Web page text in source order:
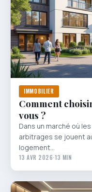
IMMOBILIER
Comment
vous ?
Dans un marché où
arbitrages se jouent
logement…
13 AVR 2026·13 MIN